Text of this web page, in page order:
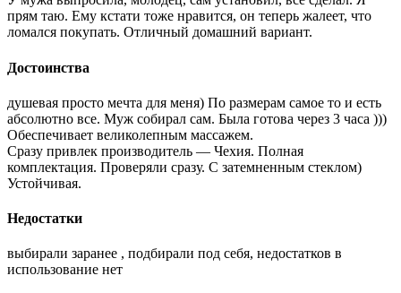
прям таю. Ему кстати тоже нравится, он теперь жалеет, что
ломался покупать. Отличный домашний вариант.
Достоинства
душевая просто мечта для меня) По размерам самое то и есть
абсолютно все. Муж собирал сам. Была готова через 3 часа )))
Обеспечивает великолепным массажем.
Сразу привлек производитель — Чехия. Полная
комплектация. Проверяли сразу. С затемненным стеклом)
Устойчивая.
Недостатки
выбирали заранее , подбирали под себя, недостатков в
использование нет